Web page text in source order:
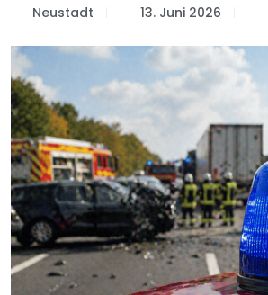
Neustadt 13. Juni 2026